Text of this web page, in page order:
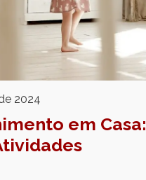
2024
em Casa: